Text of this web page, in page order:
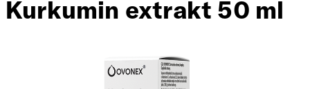
Kurkumin extrakt 50 ml